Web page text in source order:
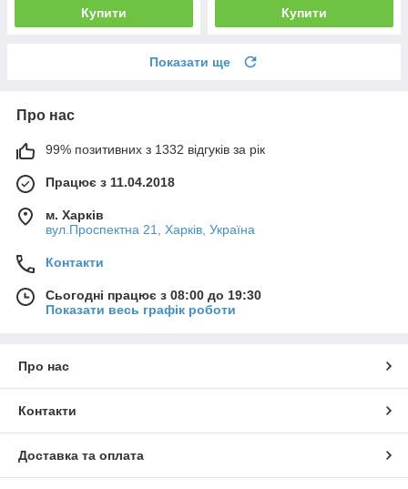
Купити Купити
Показати ще
Про нас
99% позитивних з 1332 відгуків за рік
Працює з 11.04.2018
м. Харків
вул.Проспектна 21, Харків, Україна
Контакти
Сьогодні працює з 08:00 до 19:30
Показати весь графік роботи
Про нас
Контакти
Доставка та оплата